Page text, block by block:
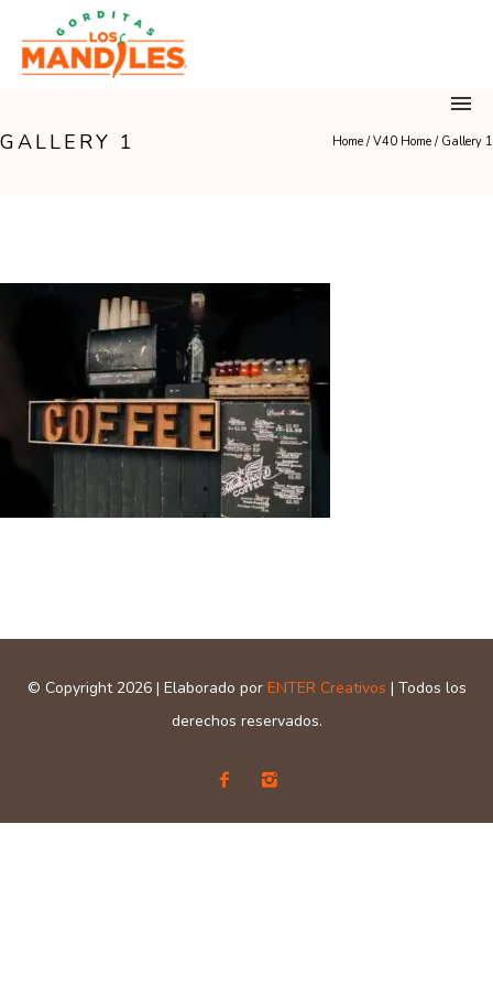
GALLERY 1 Home /V40 Home / Gallery 1
© Copyright 2026 | Elaborado por ENTER Creativos | Todos los
derechos reservados.